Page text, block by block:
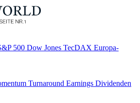
500 Dow Jones TecDAX Europa-
Turnaround Earnings Dividenden